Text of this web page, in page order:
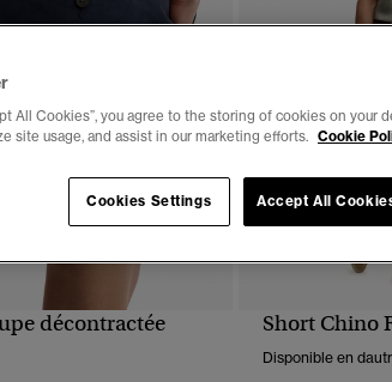
RAPIDE
décontractée Short Chino
Disponible en
All Cookies”, you agree to the storing of cookies on your
site usage, and assist in our marketing efforts. Cookie
Cookies Settings Accept All